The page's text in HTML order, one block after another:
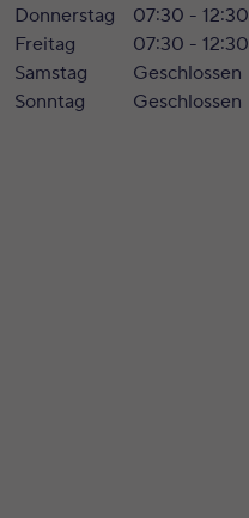
Donnerstag
07:30 - 12:30
Freitag
07:30 - 12:30
Samstag
Geschlossen
Sonntag
Geschlossen